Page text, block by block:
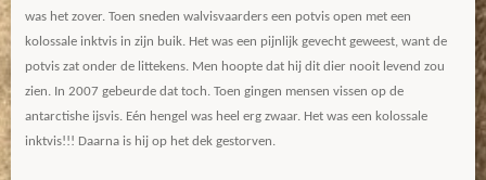
was het zover. Toen sneden walvisvaarders een potvis open met een
kolossale inktvis in zijn buik. Het was een pijnlijk gevecht geweest, want de
potvis zat onder de littekens. Men hoopte dat hij dit dier nooit levend zou
zien. In 2007 gebeurde dat toch. Toen gingen mensen vissen op de
antarctishe ijsvis. Eén hengel was heel erg zwaar. Het was een kolossale
inktvis!!! Daarna is hij op het dek gestorven.